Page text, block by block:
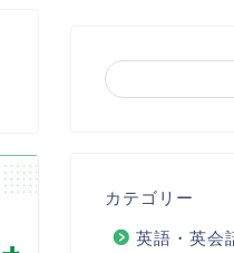
カテゴリー
英語・英会